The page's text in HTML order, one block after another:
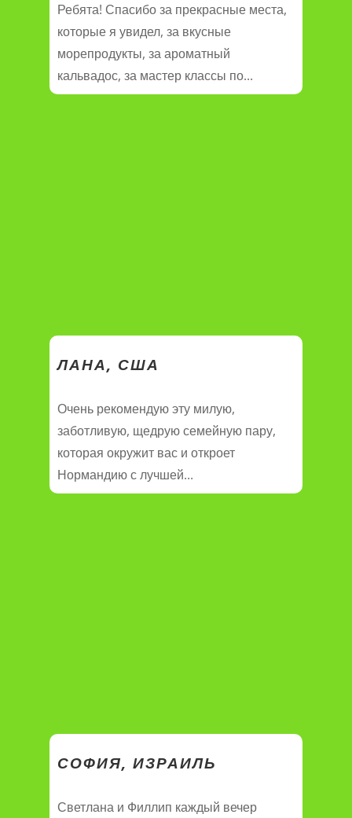
Ребята! Спасибо за прекрасные места,
которые я увидел, за вкусные
морепродукты, за ароматный
кальвадос, за мастер классы по...
ЛАНА, США
Очень рекомендую эту милую,
заботливую, щедрую семейную пару,
которая окружит вас и откроет
Нормандию с лучшей...
СОФИЯ, ИЗРАИЛЬ
Светлана и Филлип каждый вечер